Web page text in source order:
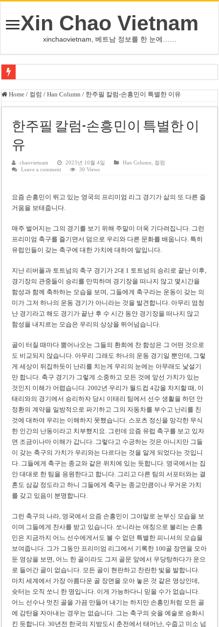
Xin Chao Vietnam
xinchaovietnam, 베트남 정보를 한 눈에……
쩐 타인 먼 베트남 국회의장 “외교 성과, 국가 위상 제고에 크게 기여”
싱가포르 하오마트, 마지막 프리미엄 매장 폐점… 적자·소송 악재 속 사업 축
베트남 은행 분기 순이익 1조 동 시대…비엣콤뱅크 등 5곳 돌파
PNJ, 다이아몬드 밀수 여파에 2분기 적자… 10월 임시 주총 개최
케펠, 투티엠 엠파이어시티 지분 전량 2억7000만 달러에 매각
베트남주식 HAT, 15년 연속 현금 배당…주당 3,000동 지급
베트남 세무당국, 납세자 정보 공개 기준·절차 명확화
Home / 컬럼 / Han Column / 한주필 칼럼-손흥민이 특별한 이유
한주필 칼럼-손흥민이 특별한 이
유
chaovietnam 2023년 10월 4일 Han Column
컬럼
Leave a comment
30 Views
요즘 손흥민이 뛰고 있는 영국의 프리미엄 리그 경기가 삶의 또 다른 즐
거움을 보태줍니다.
매주 벌어지는 그의 경기를 보기 위해 주말이 더욱 기다려집니다. 그런
프리미엄 축구를 즐기면서 덤으로 우리와 다른 문화를 배웁니다. 특히
유럽인들이 갖는 축구에 대한 가치에 대하여 말입니다.
지난 리버풀과 토트넘의 축구 경기가 2대 1 토트넘의 승리로 끝난 이후,
경기장의 관중들이 승리를 만끽하며 경기장을 떠나지 않고 몇시간을
함성과 함께 축하하는 모습을 보며, 그들에게 축구라는 운동이 갖는 의
미가 그저 하나의 운동 경기가 아니라는 것을 발견합니다. 아무리 엄청
난 경기라고 해도 경기가 끝난 후 수 시간 동안 경기장을 떠나지 않고
함성을 내지르는 모습은 우리의 상상을 뛰어넘습니다.
골이 터질 때마다 뿜어나오는 그들의 환희에 찬 함성은 그 어떤 것으로
도 비교되지 않습니다. 아무리 그래도 하나의 운동 경기일 뿐인데, 그렇
게 세상이 뒤집하듯이 난리를 치는게 우리의 눈에는 아무래도 낯설기
만 합니다. 축구 경기가 그렇게 소중하고 모든 것에 앞선 가치가 있는
것인지 이해가 어렵습니다. 2002년 우리가 월드컵 4강을 차지할 때, 이
태리와의 경기에서 승리하자 당시 이태리 팀에서 선수 생활을 하던 안
정환의 계약을 일방적으로 파기하고 그의 자동차를 부수고 난리를 친
것에 대하여 우리는 이해하지 못했습니다. 스포츠 정신을 망각한 무식
한 인간의 난동이라고 치부했지요. 그런데 요즘 유럽 축구를 보고 있자
면 조금이나마 이해가 갑니다. 그렇다고 수긍하는 것은 아니지만 그들
이 갖는 축구의 가치가 우리와는 다르다는 것을 알게 되었다는 것입니
다. 그들에게 축구는 종교와 같은 위치에 있는 듯합니다. 영국에서는 집
안 대대로 한 팀을 응원한다고 합니다. 그리고 다른 팀의 서포터와는 결
혼도 삼갈 정도라고 하니 그들에게 축구는 종교만큼이나 무거운 가치
를 갖고 있음이 분명합니다.
그런 축구의 나라, 영국에서 요즘 손흥민이 그야말로 눈부신 모습을 보
이며 그들에게 찬사를 받고 있습니다. 쏘니라는 애칭으로 불리는 손흥
민은 지금까지 어느 선수에게서도 볼 수 없던 특별한 피니셔의 모습을
보여줍니다. 그가 그동안 프리미엄 리그에서 기록한 100골 장면을 모아
둔 영상을 보면, 어느 한 골이라도 그저 골문 앞에서 우당탕하다가 운으
로 들어간 골이 없습니다. 모든 골이 현란하고 찬란한 빛을 발합니다.
마치 세계에서 가장 아름다운 골 장면을 모아 놓은 것 같은 영상인데,
슛터는 오직 쏘니 한 명입니다. 이게 가능하다니 믿을 수가 없습니다.
어느 선수나 멋진 골을 가끔 만들어 내기는 하지만 손흥민처럼 모든 골
에 감탄을 자아내는 경우는 없습니다. 그는 축구의 슛을 예술로 승화시
킨 듯합니다. 30년전 한국의 지방도시 춘전에서 태어난, 수줍고 미소 넘